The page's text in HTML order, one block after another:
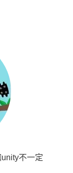
不一定